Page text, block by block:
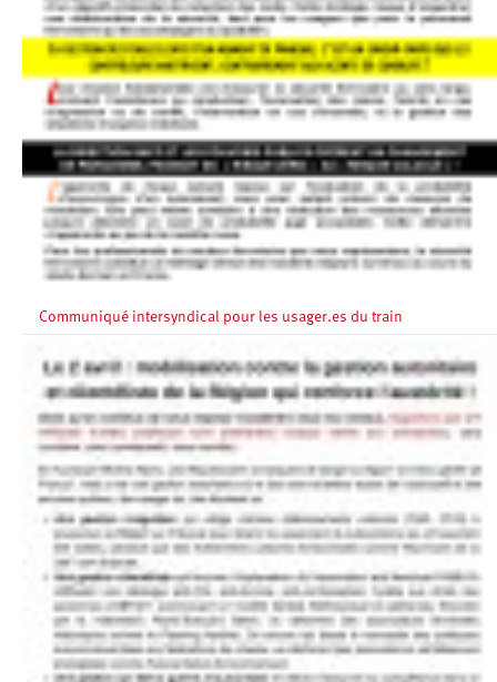
Communiqué intersyndical pour les usager.es du train